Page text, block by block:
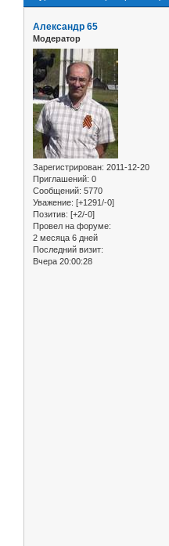
Александр 65
Модератор
Зарегистрирован: 2011-12-20
Приглашений: 0
Сообщений: 5770
Уважение: [+1291/-0]
Позитив: [+2/-0]
Провел на форуме:
2 месяца 6 дней
Последний визит:
Вчера 20:00:28